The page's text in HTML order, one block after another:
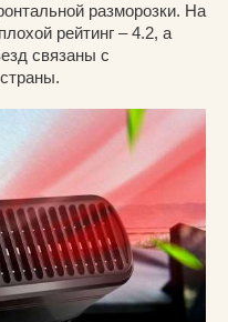
разморозки. На
рейтинг – 4.2, а
связаны с